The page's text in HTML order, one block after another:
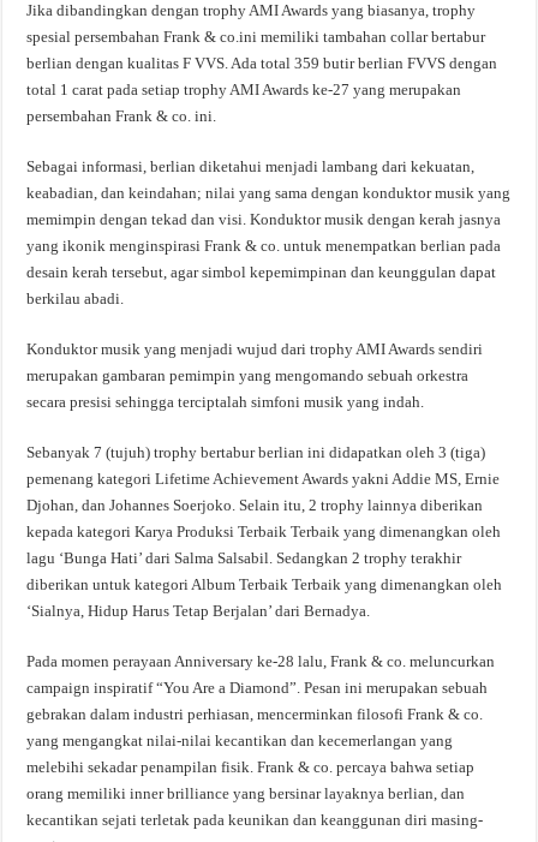
Jika dibandingkan dengan trophy AMI Awards yang biasanya, trophy
spesial persembahan Frank & co.ini memiliki tambahan collar bertabur
berlian dengan kualitas F VVS. Ada total 359 butir berlian FVVS dengan
total 1 carat pada setiap trophy AMI Awards ke-27 yang merupakan
persembahan Frank & co. ini.
Sebagai informasi, berlian diketahui menjadi lambang dari kekuatan,
keabadian, dan keindahan; nilai yang sama dengan konduktor musik yang
memimpin dengan tekad dan visi. Konduktor musik dengan kerah jasnya
yang ikonik menginspirasi Frank & co. untuk menempatkan berlian pada
desain kerah tersebut, agar simbol kepemimpinan dan keunggulan dapat
berkilau abadi.
Konduktor musik yang menjadi wujud dari trophy AMI Awards sendiri
merupakan gambaran pemimpin yang mengomando sebuah orkestra
secara presisi sehingga terciptalah simfoni musik yang indah.
Sebanyak 7 (tujuh) trophy bertabur berlian ini didapatkan oleh 3 (tiga)
pemenang kategori Lifetime Achievement Awards yakni Addie MS, Ernie
Djohan, dan Johannes Soerjoko. Selain itu, 2 trophy lainnya diberikan
kepada kategori Karya Produksi Terbaik Terbaik yang dimenangkan oleh
lagu ‘Bunga Hati’ dari Salma Salsabil. Sedangkan 2 trophy terakhir
diberikan untuk kategori Album Terbaik Terbaik yang dimenangkan oleh
‘Sialnya, Hidup Harus Tetap Berjalan’ dari Bernadya.
Pada momen perayaan Anniversary ke-28 lalu, Frank & co. meluncurkan
campaign inspiratif “You Are a Diamond”. Pesan ini merupakan sebuah
gebrakan dalam industri perhiasan, mencerminkan filosofi Frank & co.
yang mengangkat nilai-nilai kecantikan dan kecemerlangan yang
melebihi sekadar penampilan fisik. Frank & co. percaya bahwa setiap
orang memiliki inner brilliance yang bersinar layaknya berlian, dan
kecantikan sejati terletak pada keunikan dan keanggunan diri masing-